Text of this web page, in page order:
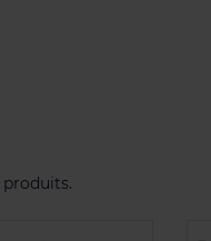
produits.